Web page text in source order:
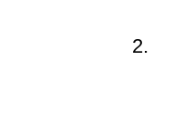
2.